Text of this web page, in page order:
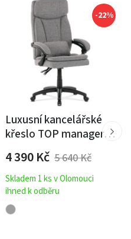
-22%
Luxusní kancelářské
křeslo TOP manager
4 390Kč 5 640Kč
Skladem 1 ks v Olomouci
ihned k odběru